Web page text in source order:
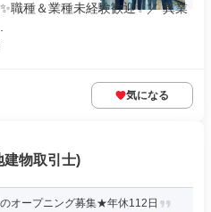
職種＆業種未経験歓迎✨／ 異業
気になる
建物取引士)
オープニング募集★年休112日